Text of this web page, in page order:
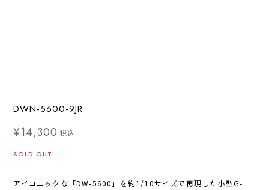
DWN-5600-9JR
¥14,300 税込
SOLD OUT
アイコニックな「DW-5600」を約1/10サイズで再現した小型G-